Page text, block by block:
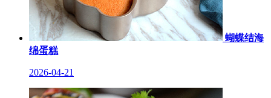
蝴蝶结海
绵蛋糕
2026-04-21